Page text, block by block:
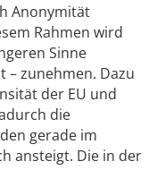
Anonymität
Rahmen wird
Sinne
– zunehmen. Dazu
der EU und
die
gerade im
ansteigt. Die in der